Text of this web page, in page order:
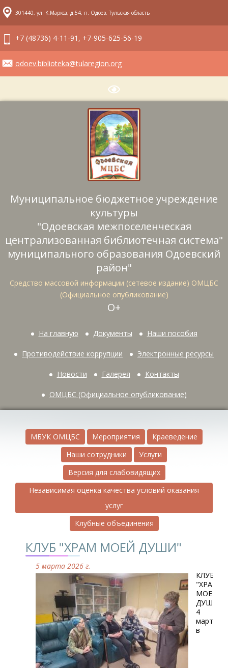
301440, ул. К.Маркса, д.54, п. Одоев, Тульская область
+7 (48736) 4-11-91, +7-905-625-56-19
odoev.biblioteka@tularegion.org
Муниципальное бюджетное учреждение
культуры
"Одоевская межпоселенческая
централизованная библиотечная система"
муниципального образования Одоевский
район"
Средство массовой информации (сетевое издание) ОМЦБС
(Официальное опубликование)
О+
На главную Документы Наши пособия
Противодействие коррупции Электронные ресурсы
Новости Галерея Контакты
ОМЦБС (Официальное опубликование)
МБУК ОМЦБС Мероприятия
Краеведение
Наши сотрудники
Услуги
Версия для слабовидящих
Независимая оценка качества условий оказания
услуг
Клубные объединения
КЛУБ "ХРАМ МОЕЙ ДУШИ"
5 марта 2026 г.
КЛУБ
"ХРАМ
МОЕЙ
ДУШИ"
4
марта
в